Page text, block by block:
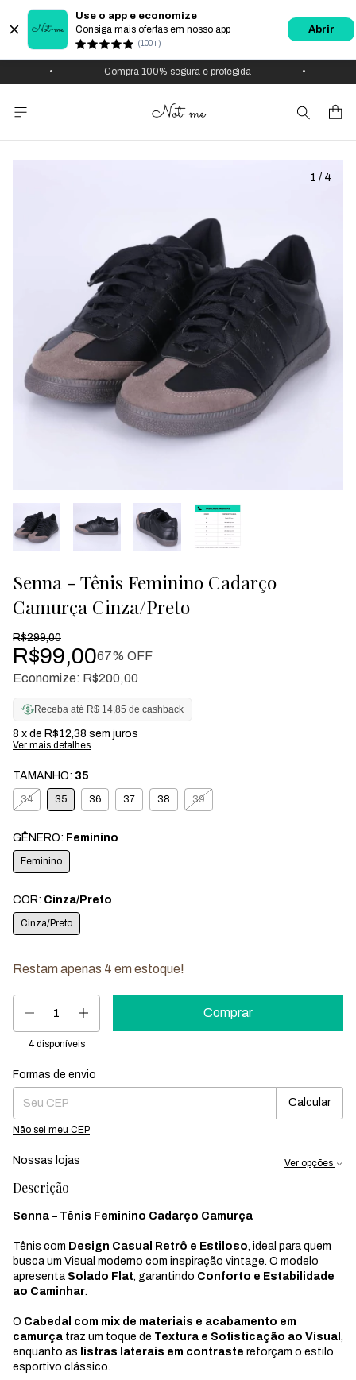
Use o app e economize
Consiga mais ofertas em nosso app
(100+)
Abrir
Compra 100% segura e protegida
1 / 4
Senna - Tênis Feminino Cadarço
Camurça Cinza/Preto
R$299,00
R$99,0067% OFF
Economize: R$200,00
Receba até R$ 14,85 de cashback
8 x de R$12,38 sem juros
Ver mais detalhes
TAMANHO: 35
34 35 36 37 38 39
GÊNERO: Feminino
Feminino
COR: Cinza/Preto
Cinza/Preto
Restam apenas 4 em estoque!
4 disponíveis
Entregas para o CEP:
Formas de envio
Calcular
Não sei meu CEP
Nossas lojas Ver opções
Descrição
Senna – Tênis Feminino Cadarço Camurça
Tênis com Design Casual Retrô e Estiloso, ideal para quem
busca um Visual moderno com inspiração vintage. O modelo
apresenta Solado Flat, garantindo Conforto e Estabilidade
ao Caminhar.
O Cabedal com mix de materiais e acabamento em
camurça traz um toque de Textura e Sofisticação ao Visual ,
enquanto as listras laterais em contraste reforçam o estilo
esportivo clássico.